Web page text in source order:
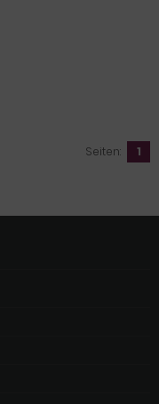
Seiten: 1